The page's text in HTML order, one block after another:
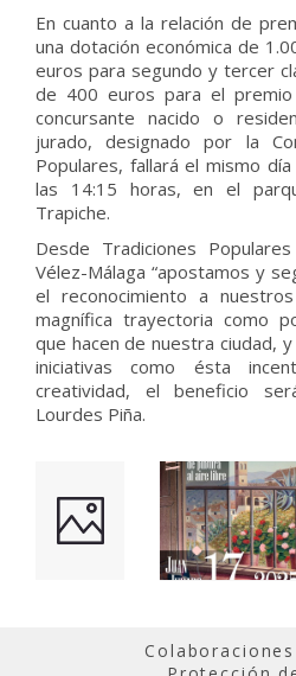
En cuanto a la relación de
una dotación económica de
euros para segundo y tercer
de 400 euros para el
concursante nacido o
jurado, designado por la
Populares, fallará el mismo
las 14:15 horas, en el
Trapiche.
Desde Tradiciones
Vélez-Málaga “apostamos y
el reconocimiento a
magnífica trayectoria como
que hacen de nuestra ciudad,
iniciativas como ésta
creatividad, el beneficio
Lourdes Piña.